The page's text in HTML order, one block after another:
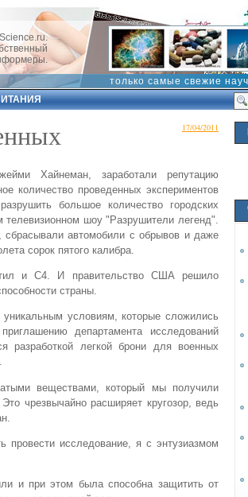
только самые свежие
17/04/2011
Хайнеман, заработали репутацию
количество проведенных экспериментов
большое количество городских
шоу "Разрушители легенд".
автомобили с обрывов и даже
сорок пятого калибра.
и C4. И правительство США решило
страны.
условиям, которые сложились
департамента исследований
разработкой легкой брони для военных
веществами, который мы получили
чрезвычайно расширяет кругозор, ведь
исследование, я с энтузиазмом
и при этом была способна защитить от